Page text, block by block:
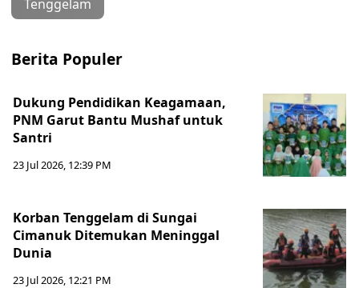
Tenggelam
Berita Populer
Dukung Pendidikan Keagamaan,
PNM Garut Bantu Mushaf untuk
Santri
23 Jul 2026, 12:39 PM
Korban Tenggelam di Sungai
Cimanuk Ditemukan Meninggal
Dunia
23 Jul 2026, 12:21 PM